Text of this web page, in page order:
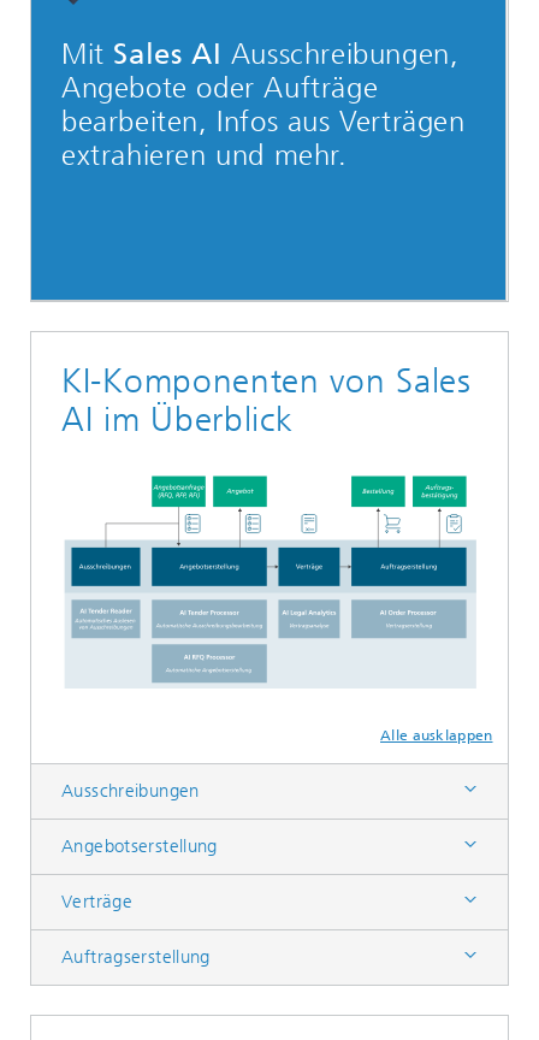
Mit Sales AI Ausschreibungen,
Angebote oder Aufträge
bearbeiten, Infos aus Verträgen
extrahieren und mehr.
KI-Komponenten von Sales
AI im Überblick
Alle ausklappen
Ausschreibungen
Angebotserstellung
Verträge
Auftragserstellung